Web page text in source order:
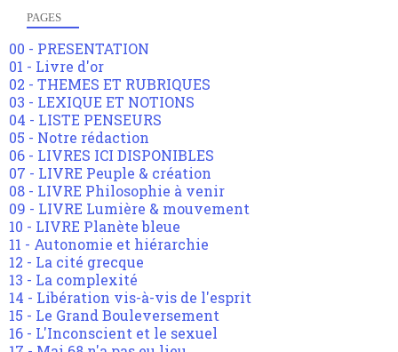
PAGES
00 - PRESENTATION
01 - Livre d'or
02 - THEMES ET RUBRIQUES
03 - LEXIQUE ET NOTIONS
04 - LISTE PENSEURS
05 - Notre rédaction
06 - LIVRES ICI DISPONIBLES
07 - LIVRE Peuple & création
08 - LIVRE Philosophie à venir
09 - LIVRE Lumière & mouvement
10 - LIVRE Planète bleue
11 - Autonomie et hiérarchie
12 - La cité grecque
13 - La complexité
14 - Libération vis-à-vis de l'esprit
15 - Le Grand Bouleversement
16 - L'Inconscient et le sexuel